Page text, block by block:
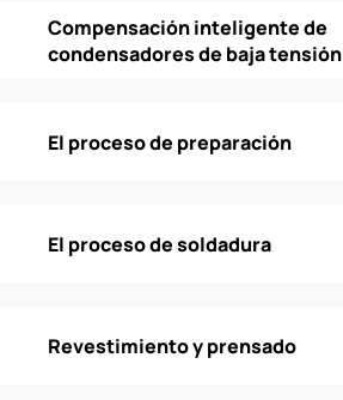
Compensación inteligente de
condensadores de baja tensión
El proceso de preparación
El proceso de soldadura
Revestimiento y prensado